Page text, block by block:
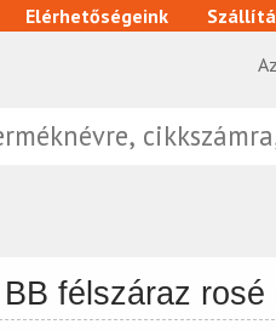
Elérhetőségeink
BB félszáraz